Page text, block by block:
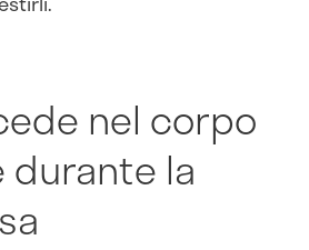
nel corpo
la